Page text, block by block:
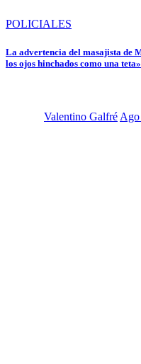
POLICIALES
La advertencia del masajista de
los ojos hinchados como una teta»
Valentino Galfré